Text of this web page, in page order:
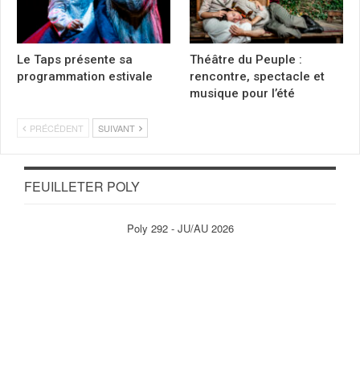
Le Taps présente sa
programmation estivale
Théâtre du Peuple :
rencontre, spectacle et
musique pour l’été
PRÉCÉDENT SUIVANT
FEUILLETER POLY
Poly 292 - JU/AU 2026